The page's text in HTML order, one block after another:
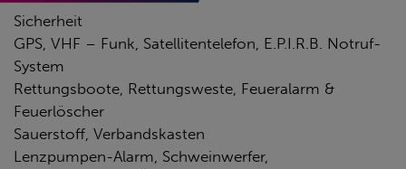
Sicherheit
GPS, VHF – Funk, Satellitentelefon, E.P.I.R.B. Notruf-
System
Rettungsboote, Rettungsweste, Feueralarm &
Feuerlöscher
Sauerstoff, Verbandskasten
Lenzpumpen-Alarm, Schweinwerfer,